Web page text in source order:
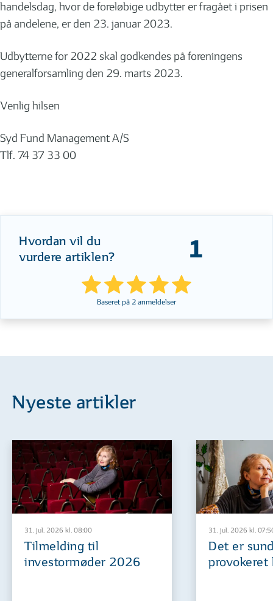
handelsdag, hvor de foreløbige udbytter er fragået i prisen
på andelene, er den 23. januar 2023.
Udbytterne for 2022 skal godkendes på foreningens
generalforsamling den 29. marts 2023.
Venlig hilsen
Syd Fund Management A/S
Tlf. 74 37 33 00
Hvordan vil du
vurdere artiklen?
1
Baseret på 2 anmeldelser
Nyeste artikler
31. jul. 2026 kl. 08:00
Tilmelding til
investormøder 2026
31. jul. 2026 kl.
Det er
provokeret